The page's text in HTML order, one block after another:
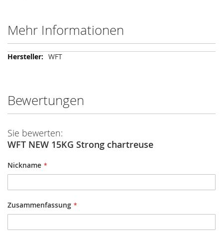
Mehr Informationen
Mehr
WFT
Bewertungen
Sie bewerten:
WFT NEW 15KG Strong chartreuse
Nickname
Zusammenfassung